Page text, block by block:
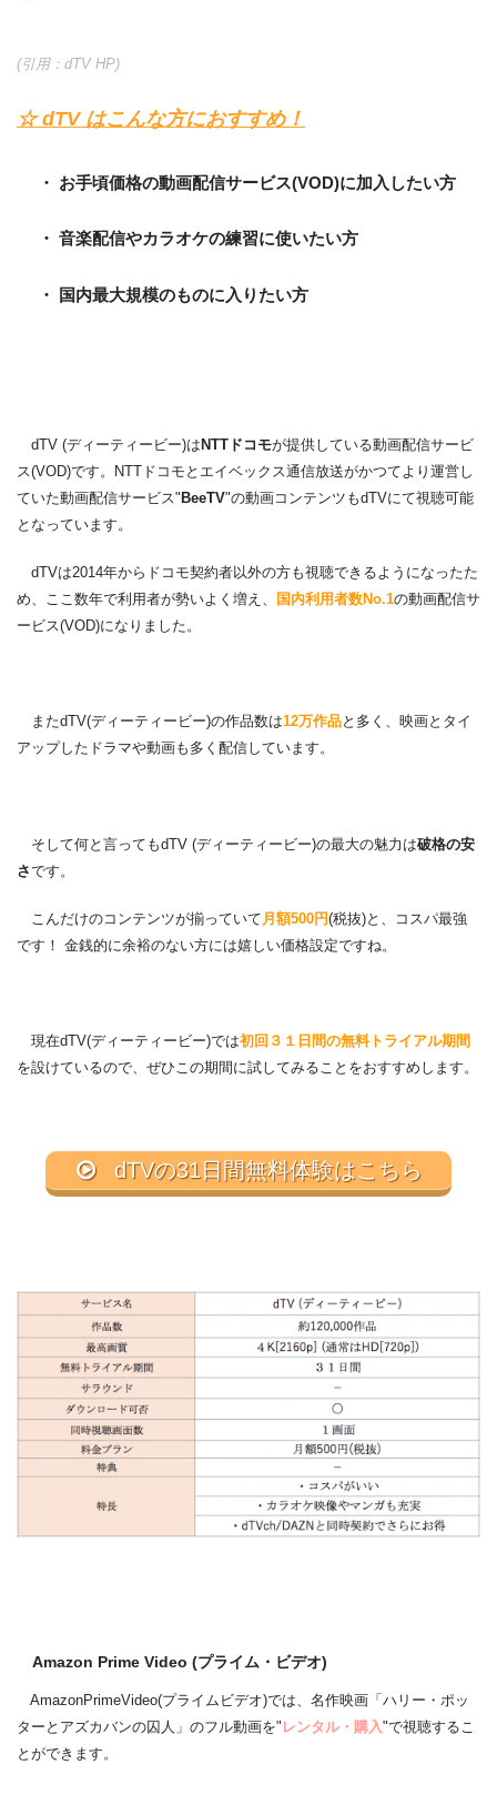
(引用：dTV HP)
☆ dTV はこんな方におすすめ！
・ お手頃価格の動画配信サービス(VOD)に加入したい方
・ 音楽配信やカラオケの練習に使いたい方
・ 国内最大規模のものに入りたい方
dTV (ディーティービー)は NTTドコモが提供している動画配信サービ
ス(VOD)です。NTTドコモとエイベックス通信放送がかつてより運営し
ていた動画配信サービス" BeeTV"の動画コンテンツもdTVにて視聴可能
となっています。
dTVは2014年からドコモ契約者以外の方も視聴できるようになったた
め、ここ数年で利用者が勢いよく増え、
国内利用者数No.1の動画配信サ
ービス(VOD)になりました。
またdTV(ディーティービー)の作品数は12万作品と多く、映画とタイ
アップしたドラマや動画も多く配信しています。
そして何と言ってもdTV (ディーティービー)の最大の魅力は破格の安
さです。
こんだけのコンテンツが揃っていて 月額500円(税抜)と、コスパ最強
です！ 金銭的に余裕のない方には嬉しい価格設定ですね。
現在dTV(ディーティービー)では初回３１日間の無料トライアル期間
を設けているので、ぜひこの期間に試してみることをおすすめします。
dTVの31日間無料体験はこちら
Amazon Prime Video (プライム・ビデオ)
AmazonPrimeVideo(プライムビデオ)では、名作映画「ハリー・ポッ
ターとアズカバンの囚人」のフル動画を" レンタル・購入"で視聴するこ
とができます。